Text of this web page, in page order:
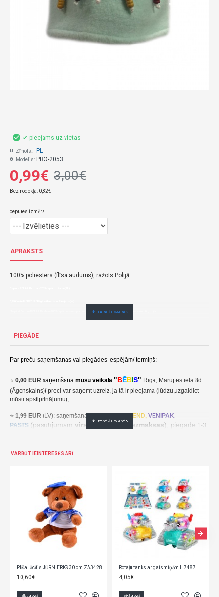
0,99€ 3,00€
Bez nodokļa: 0,82€
✔ pieejams uz vietas
Zīmols:: -PL-
Modelis: PRO-2053
cepures izmērs
APRAKSTS
100% poliesters (flīsa audums), ražots Polijā.
Nopirkt Cepure POLAR Prohan-2053-izpārdošana--par zemu cenu,ātri,ērti,bez gaidīšanas.Cenas no vairumtirgotāja.
PIEGĀDE
Par preču saņemšanas vai piegādes iespējām/ termiņš:
⭐ 0,00 EUR:saņemšana mūsu veikalā "BĒBIS" Rīgā, Mārupes ielā 8d
(Āgenskalns)/preci var saņemt uzreiz, ja tā ir pieejama (lūdzu,uzgaidiet
mūsu apstiprinājumu);
⭐ 1,99 EUR (LV): saņemšana pakomātā SEND, VENIPAK,
PASTS (pasūtījumam virs 30,00 EUR- bezmaksas), piegāde 1-3
⭐2,49 EUR(LT, EE): saņemšana pakomātā
2,49 EUR kättesaamine pakiautomaadis UNISEND, Udrop,
kohaletoimetamine 2-5 tööpäeva jooksul;
LT: 2,49 EUR gavimas siuntų automate UNISEND, Udrop, LPExpress,
pristatymas per 2–5 darbo dienas;
,50 EUR(LV): saņemšana Paku Skapis (pasūtījumamvirs
30,00 EUR- bezmaksas
1-3 darba dienu laikā;
pasūtījuma saņemšanas mēs aprēķināsim un paziņosim kurjera piegādes
VARBŪT IEINTERESĒS ARĪ
Plīša lācītis JŪRNIERKS 30 cm ZA3428
10,60€
Ielikt grozā
Rotaļu tanks ar gaismiņām H7487
4,05€
Ielikt grozā